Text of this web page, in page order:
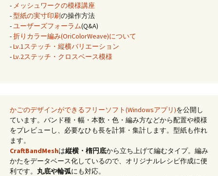
- メッシュワークの模様講座
-型紙の実寸印刷の操作方法
-ユーザーズフォーラム(Q&A)
-折りカラー編み(OriColorWeave)について
-Lv.1ステッチ・縦横バリエーション
-Lv.2ステッチ・クロスベース模様
かごのデザインができるフリーソフト(Windowsアプリ)を公開し
ています。バンド種・幅・本数・色・編み方などから配置や模様
をプレビューし、必要なひも長を計算・集計します。型紙も作れ
ます。
CraftBandMeshは縦横・楕円底から立ち上げて編むタイプ。編み
かたをデータベース化しているので、オリジナルレシピ作成に便
利です。 丸底や輪弧にも対応。